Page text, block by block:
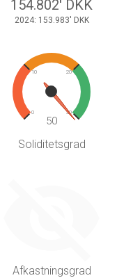
154.802' DKK
2024: 153.983' DKK
0
10 20
30
50
Soliditetsgrad
Afkastningsgrad